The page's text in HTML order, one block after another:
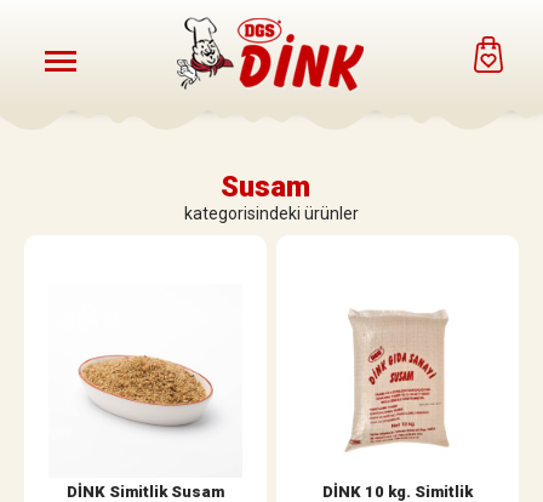
Susam
kategorisindeki ürünler
DİNK Simitlik Susam
DİNK 10 kg. Simitlik